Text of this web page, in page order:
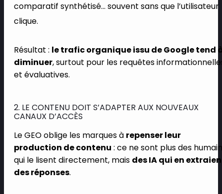
comparatif synthétisé… souvent sans que l’utilisateur
clique.
Résultat : le trafic organique issu de Google tend
diminuer, surtout pour les requêtes
et évaluatives.
2. LE CONTENU DOIT S’ADAPTER AUX NOUVEAUX
CANAUX D’ACCÈS
Le GEO oblige les marques à repenser leur
production de contenu : ce ne sont plus des
qui le lisent directement, mais des IA qui en
des réponses.